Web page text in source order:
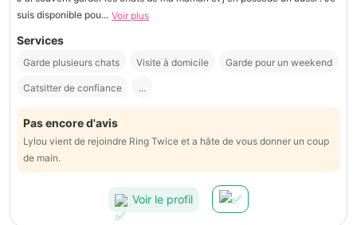
suis disponible pou... Voir plus
Services
Garde plusieurs chats Visite à domicile Garde pour un weekend
Catsitter de confiance ...
Pas encore d'avis
Lylou vient de rejoindre Ring Twice et a hâte de vous donner un coup
de main.
Voir le profil